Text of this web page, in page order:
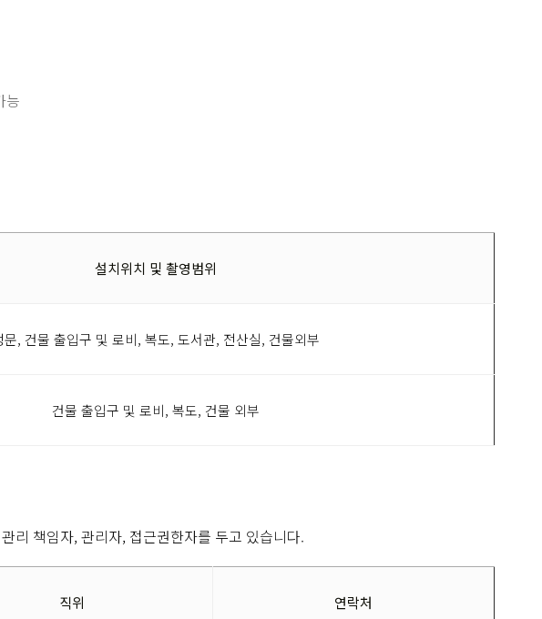
능
설치위치 및 촬영범위
문, 건물 출입구 및 로비, 복도, 도서관, 전산실, 건물외부
건물 출입구 및 로비, 복도, 건물 외부
리 책임자, 관리자, 접근권한자를 두고 있습니다.
직위 연락처